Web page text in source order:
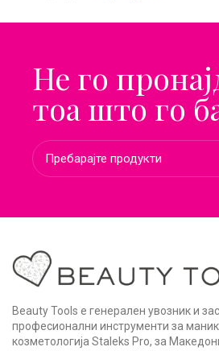
Не го
тоа што го
Beauty Tools е генерален увозник и
професионални инструменти за
козметологија Staleks Pro, за